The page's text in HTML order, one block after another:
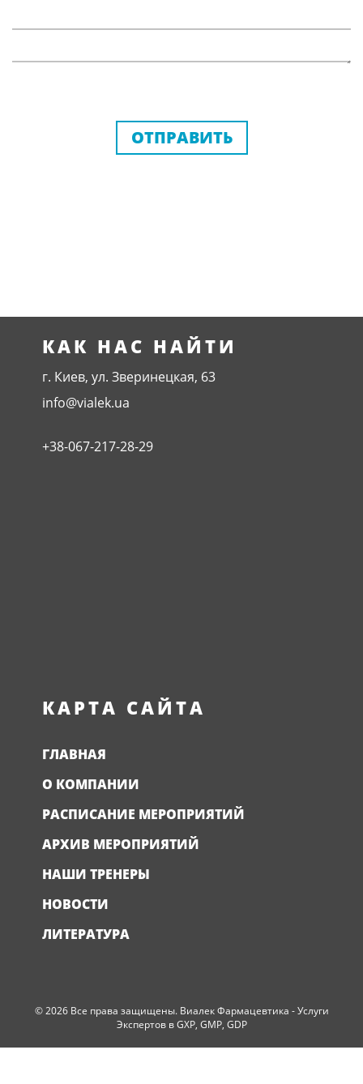
ОТПРАВИТЬ
КАК НАС НАЙТИ
г. Киев, ул. Зверинецкая, 63
info@vialek.ua
+38-067-217-28-29
КАРТА САЙТА
ГЛАВНАЯ
О КОМПАНИИ
РАСПИСАНИЕ МЕРОПРИЯТИЙ
АРХИВ МЕРОПРИЯТИЙ
НАШИ ТРЕНЕРЫ
НОВОСТИ
ЛИТЕРАТУРА
© 2026 Все права защищены. Виалек Фармацевтика - Услуги
Экспертов в GXP, GMP, GDP